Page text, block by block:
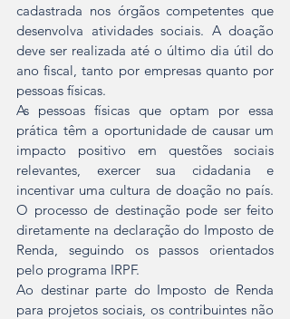
cadastrada nos órgãos competentes que
desenvolva atividades sociais. A doação
deve ser realizada até o último dia útil do
ano fiscal, tanto por empresas quanto por
pessoas físicas.
As pessoas físicas que optam por essa
prática têm a oportunidade de causar um
impacto positivo em questões sociais
relevantes, exercer sua cidadania e
incentivar uma cultura de doação no país.
O processo de destinação pode ser feito
diretamente na declaração do Imposto de
Renda, seguindo os passos orientados
pelo programa IRPF.
Ao destinar parte do Imposto de Renda
para projetos sociais, os contribuintes não